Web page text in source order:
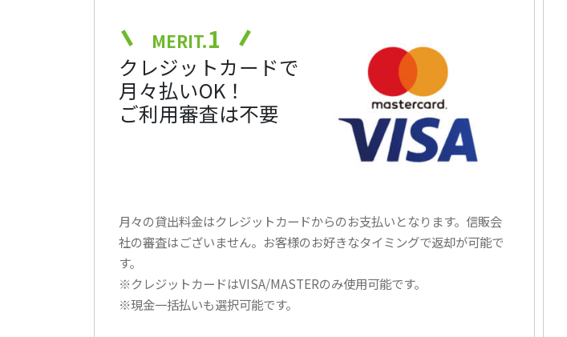
MERIT.1
クレジットカードで
月々払いOK！
ご利用審査は不要
月々の貸出料金はクレジットカードからのお支払いとなります。信販会
社の審査はございません。お客様のお好きなタイミングで返却が可能で
す。
※クレジットカードはVISA/MASTERのみ使用可能です。
※現金一括払いも選択可能です。